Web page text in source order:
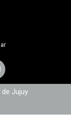
de Jujuy